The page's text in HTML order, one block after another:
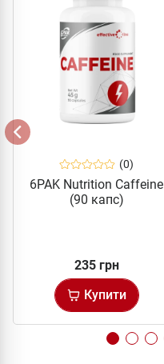
(0)
6PAK Nutrition Caffeine
(90 капс)
235 грн
Купити